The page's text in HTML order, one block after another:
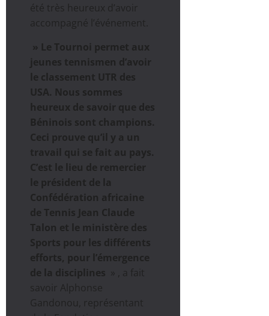
été très heureux d’avoir
accompagné l’événement.
» Le Tournoi permet aux
jeunes tennismen d’avoir
le classement UTR des
USA. Nous sommes
heureux de savoir que des
Béninois sont champions.
Ceci prouve qu’il y a un
travail qui se fait au pays.
C’est le lieu de remercier
le président de la
Confédération africaine
de Tennis Jean Claude
Talon et le ministère des
Sports pour les différents
efforts, pour l’émergence
de la disciplines » , a fait
savoir Alphonse
Gandonou, représentant